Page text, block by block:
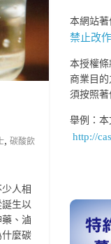
,碳酸飲
人相
生以
、滷
什麼碳
本網站著
禁止改
本授權
商業目
須按照著
舉例：本
http://